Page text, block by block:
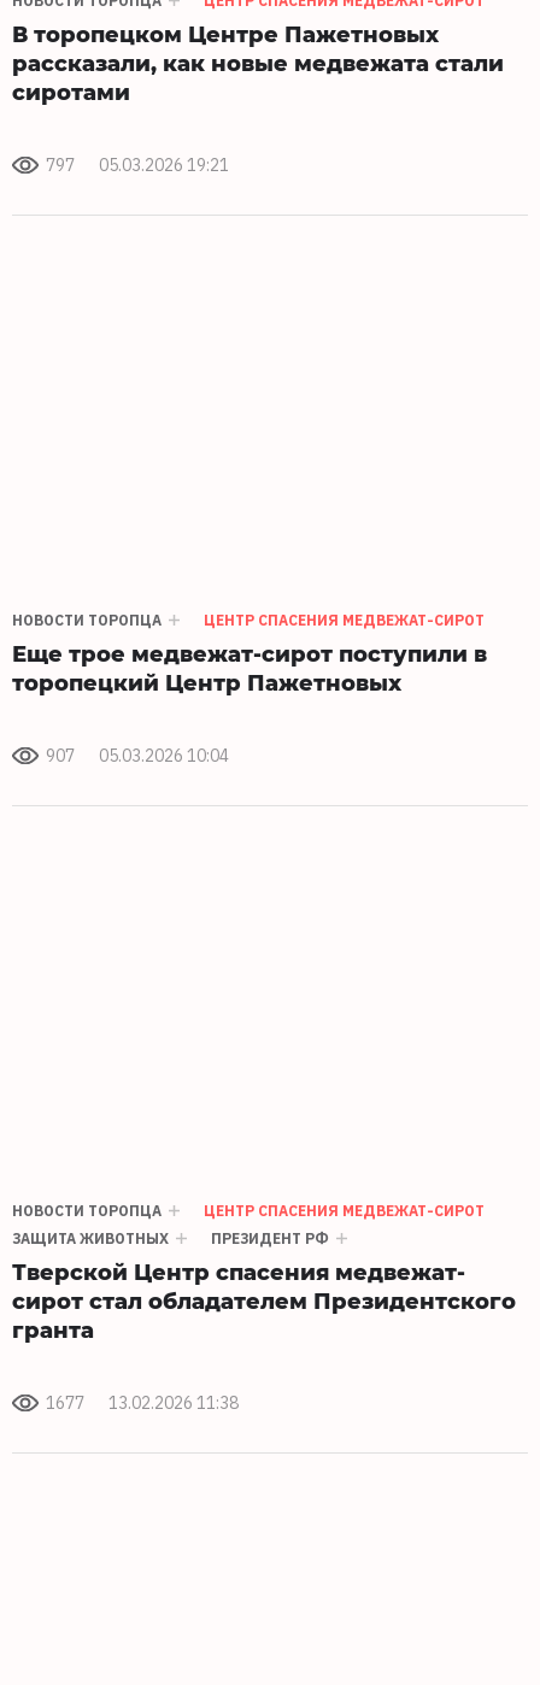
В торопецком Центре Пажетновых
рассказали, как новые медвежата стали
сиротами
797 05.03.2026 19:21
НОВОСТИ ТОРОПЦА ЦЕНТР СПАСЕНИЯ МЕДВЕЖАТ-СИРОТ
Еще трое медвежат-сирот поступили в
торопецкий Центр Пажетновых
907 05.03.2026 10:04
НОВОСТИ ТОРОПЦА
ЦЕНТР СПАСЕНИЯ МЕДВЕЖАТ-СИРОТ
ЗАЩИТА ЖИВОТНЫХ
ПРЕЗИДЕНТ РФ
Тверской Центр спасения медвежат-
сирот стал обладателем Президентского
гранта
1677 13.02.2026 11:38